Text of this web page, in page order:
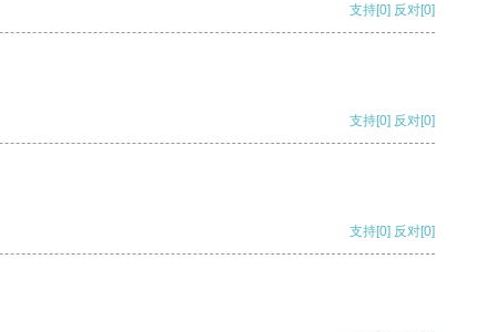
支持[0] 反对[0]
支持[0] 反对[0]
支持[0] 反对[0]